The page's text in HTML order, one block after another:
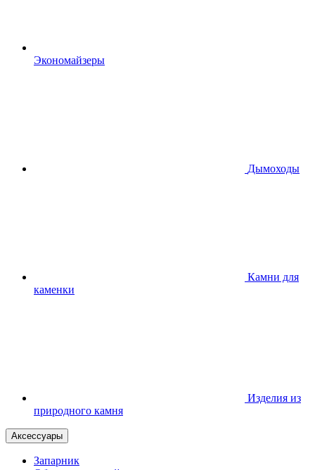
Экономайзеры
Дымоходы
Камни для
каменки
Изделия из
природного камня
Аксессуары
Запарник